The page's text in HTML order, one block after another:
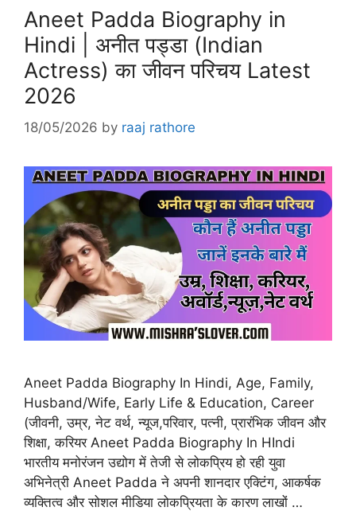
Aneet Padda Biography in
Hindi | अनीत पड्डा (Indian
Actress) का जीवन परिचय Latest
2026
18/05/2026 by raaj rathore
Aneet Padda Biography In Hindi, Age, Family,
Husband/Wife, Early Life & Education, Career
(जीवनी, उम्र, नेट वर्थ, न्यूज,परिवार, पत्नी, प्रारंभिक जीवन और
शिक्षा, करियर Aneet Padda Biography In HIndi
भारतीय मनोरंजन उद्योग में तेजी से लोकप्रिय हो रही युवा
अभिनेत्री Aneet Padda ने अपनी शानदार एक्टिंग, आकर्षक
व्यक्तित्व और सोशल मीडिया लोकप्रियता के कारण लाखों …